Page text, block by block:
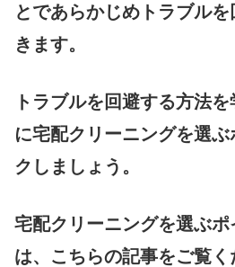
とであらかじめトラブル
きます。
トラブルを回避する方法
に宅配クリーニングを選
クしましょう。
宅配クリーニングを選ぶ
は、こちらの記事をご覧く